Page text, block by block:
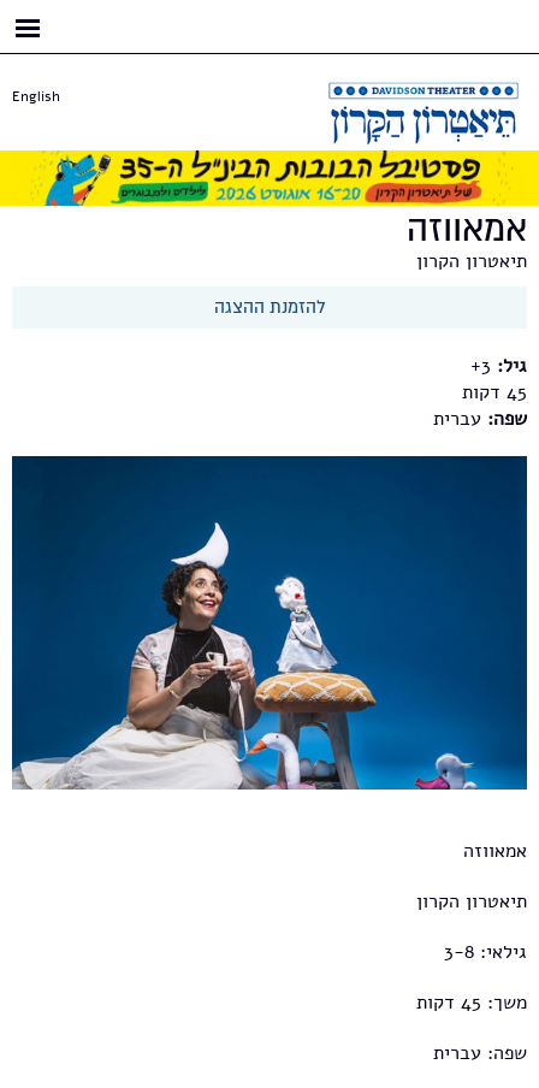
English
אמאווזה
תיאטרון הקרון
להזמנת ההצגה
גיל: 3+
45
שפה: עברית
אמאווזה
תיאטרון הקרון
גילאי: 3-8
משך: 45 דקות
שפה: עברית